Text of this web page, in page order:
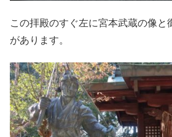
この拝殿のすぐ左に宮本武蔵の像と
があります。